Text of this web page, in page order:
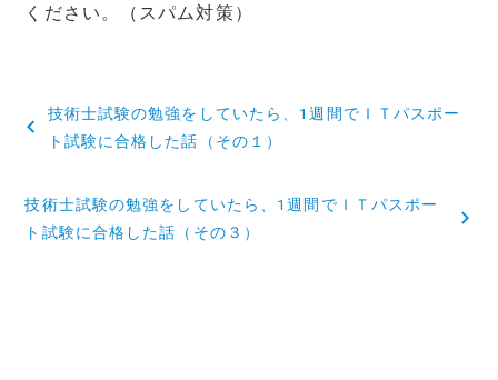
ください。（スパム対策）
稿
ビ
技術士試験の勉強をしていたら、1週間でＩＴパスポー
ト試験に合格した話（その１）
技術士試験の勉強をしていたら、1週間でＩＴパスポー
ト試験に合格した話（その３）